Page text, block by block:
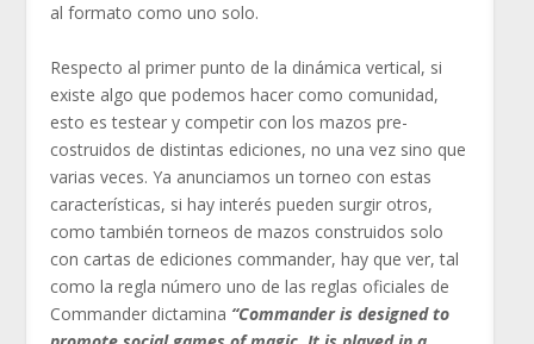
al formato como uno solo.
Respecto al primer punto de la dinámica vertical, si
existe algo que podemos hacer como comunidad,
esto es testear y competir con los mazos pre-
costruidos de distintas ediciones, no una vez sino que
varias veces. Ya anunciamos un torneo con estas
características, si hay interés pueden surgir otros,
como también torneos de mazos construidos solo
con cartas de ediciones commander, hay que ver, tal
como la regla número uno de las reglas oficiales de
Commander dictamina “Commander is designed to